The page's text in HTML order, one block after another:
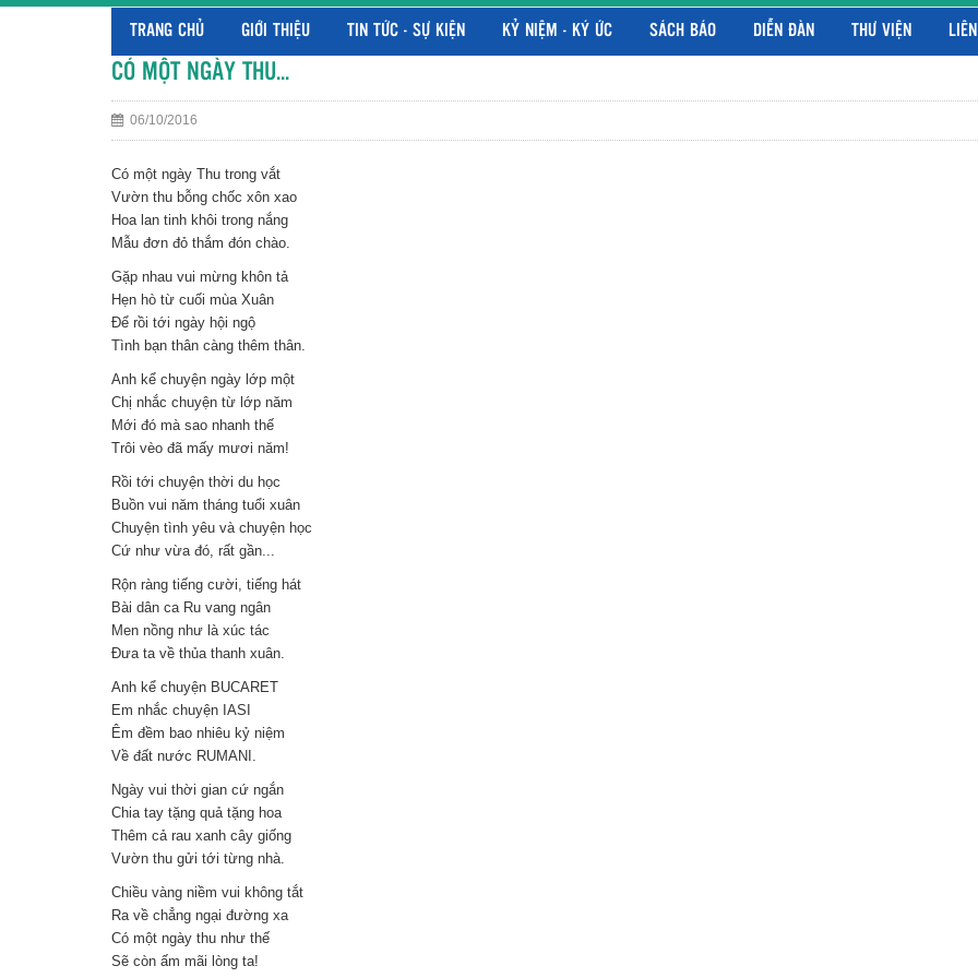
TRANG CHỦ GIỚI THIỆU TIN TỨC - SỰ KIỆN KỶ NIỆM - KÝ ỨC SÁCH BÁO DIỄN ĐÀN THƯ VIỆN
CÓ MỘT NGÀY THU...
06/10/2016
Có một ngày Thu trong vắt
Vườn thu bỗng chốc xôn xao
Hoa lan tinh khôi trong nắng
Mẫu đơn đỏ thắm đón chào.
Gặp nhau vui mừng khôn tả
Hẹn hò từ cuối mùa Xuân
Để rồi tới ngày hội ngộ
Tình bạn thân càng thêm thân.
Anh kể chuyện ngày lớp một
Chị nhắc chuyện từ lớp năm
Mới đó mà sao nhanh thế
Trôi vèo đã mấy mươi năm!
Rồi tới chuyện thời du học
Buồn vui năm tháng tuổi xuân
Chuyện tình yêu và chuyện học
Cứ như vừa đó, rất gần...
Rộn ràng tiếng cười, tiếng hát
Bài dân ca Ru vang ngân
Men nồng như là xúc tác
Đưa ta về thủa thanh xuân.
Anh kể chuyện BUCARET
Em nhắc chuyện IASI
Êm đềm bao nhiêu kỷ niệm
Về đất nước RUMANI.
Ngày vui thời gian cứ ngắn
Chia tay tặng quả tặng hoa
Thêm cả rau xanh cây giống
Vườn thu gửi tới từng nhà.
Chiều vàng niềm vui không tắt
Ra về chẳng ngại đường xa
Có một ngày thu như thế
Sẽ còn ấm mãi lòng ta!